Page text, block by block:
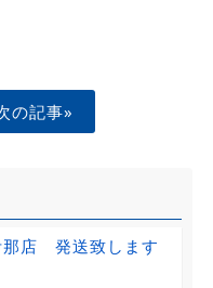
の記事»
那店 発送致します